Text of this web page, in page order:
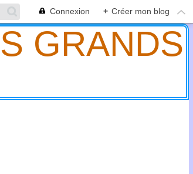
Connexion + Créer mon blog